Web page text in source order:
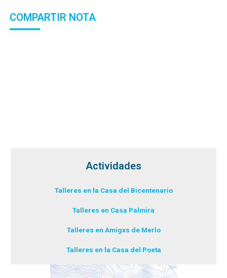
COMPARTIR NOTA
Actividades
Talleres en la Casa del Bicentenario
Talleres en Casa Palmira
Talleres en Amigxs de Merlo
Talleres en la Casa del Poeta